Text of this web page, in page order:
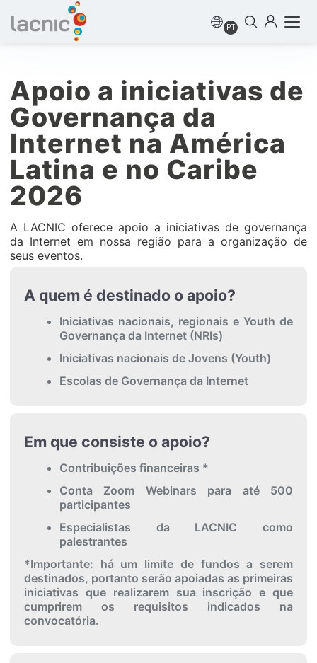
PT
Apoio a iniciativas de
Governança da
Internet na América
Latina e no Caribe
2026
A LACNIC oferece apoio a iniciativas de governança
da Internet em nossa região para a organização de
seus eventos.
A quem é destinado o apoio?
Iniciativas nacionais, regionais e Youth de
Governança da Internet (NRIs)
Iniciativas nacionais de Jovens (Youth)
Escolas de Governança da Internet
Em que consiste o apoio?
Contribuições financeiras *
Conta Zoom Webinars para até 500
participantes
Especialistas da LACNIC como
palestrantes
*Importante: há um limite de fundos a serem
destinados, portanto serão apoiadas as primeiras
iniciativas que realizarem sua inscrição e que
cumprirem os requisitos indicados na
convocatória.